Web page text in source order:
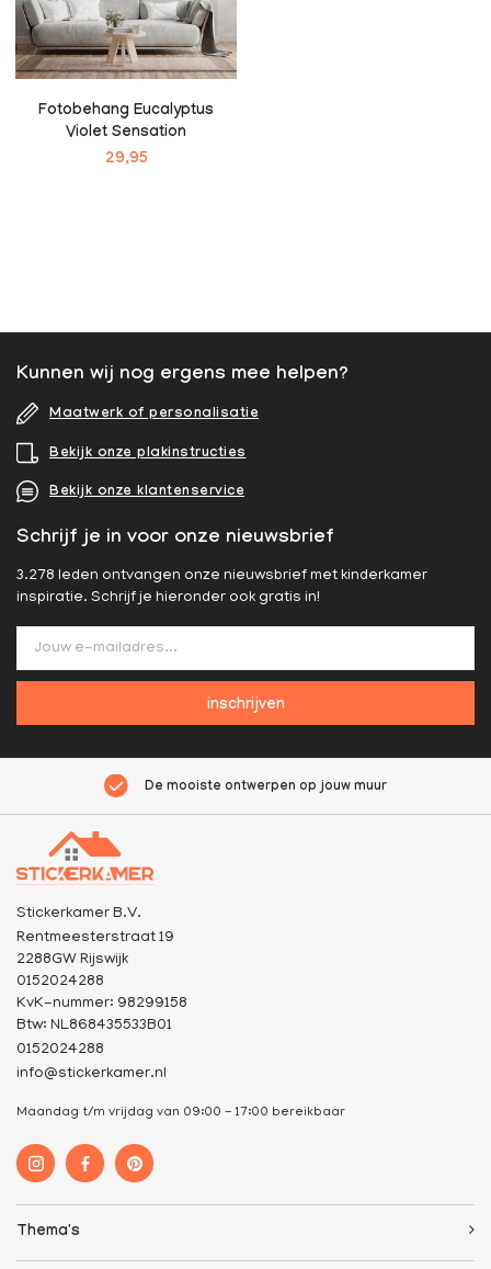
Fotobehang Eucalyptus
Violet Sensation
29,95
Kunnen wij nog ergens mee helpen?
Maatwerk of personalisatie
Bekijk onze plakinstructies
Bekijk onze klantenservice
Schrijf je in voor onze nieuwsbrief
3.278 leden ontvangen onze nieuwsbrief met kinderkamer
inspiratie. Schrijf je hieronder ook gratis in!
inschrijven
De mooiste ontwerpen op jouw muur
Stickerkamer B.V.
Rentmeesterstraat 19
2288GW Rijswijk
0152024288
KvK-nummer: 98299158
Btw: NL868435533B01
0152024288
info@stickerkamer.nl
Maandag t/m vrijdag van 09:00 - 17:00 bereikbaar
Thema's